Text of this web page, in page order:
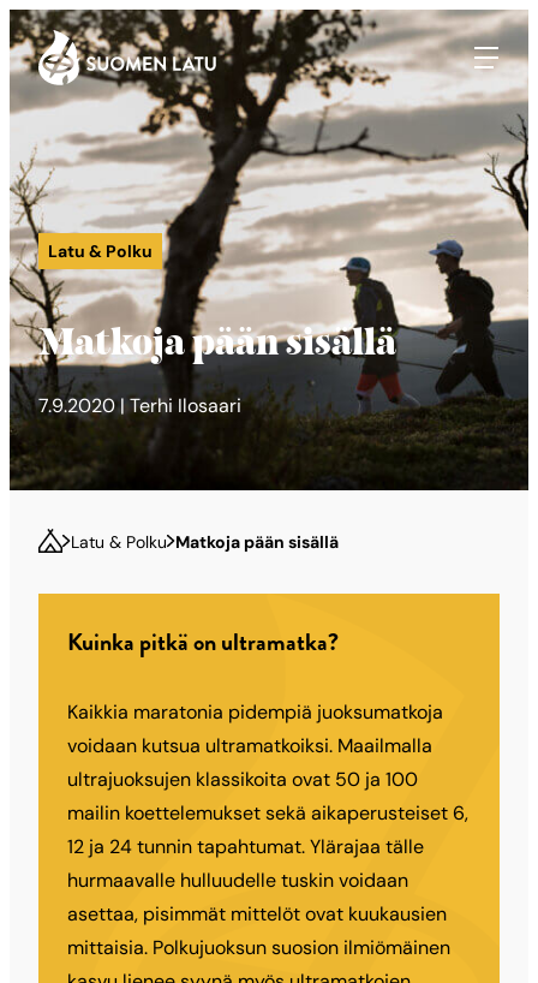
Siirry
suoraan
sisältöön
Suomen Latu
Latu & Polku
Matkoja pään sisällä
7.9.2020 | Terhi Ilosaari
Latu & Polku Matkoja pään sisällä
Kuinka pitkä on ultramatka?
Kaikkia maratonia pidempiä juoksumatkoja
voidaan kutsua ultramatkoiksi. Maailmalla
ultrajuoksujen klassikoita ovat 50 ja 100
mailin koettelemukset sekä aikaperusteiset 6,
12 ja 24 tunnin tapahtumat. Ylärajaa tälle
hurmaavalle hulluudelle tuskin voidaan
asettaa, pisimmät mittelöt ovat kuukausien
mittaisia. Polkujuoksun suosion ilmiömäinen